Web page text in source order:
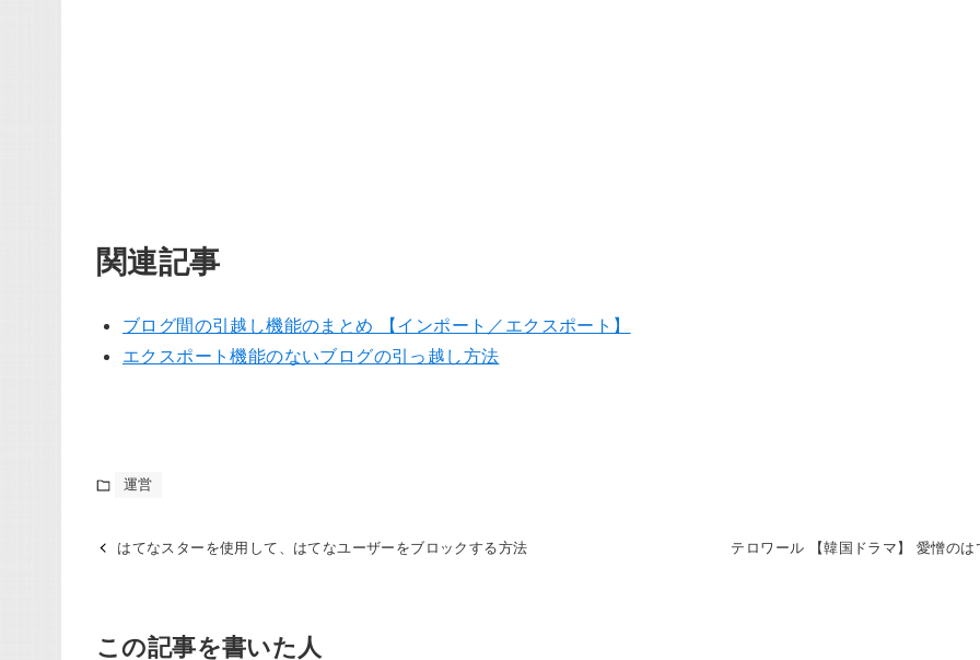
関連記事
ブログ間の引越し機能のまとめ 【インポート／エクスポート】
エクスポート機能のないブログの引っ越し方法
運営
はてなスターを使用して、はてなユーザーをブロックする方法 テロワール 【韓国ドラマ】 愛憎のは
この記事を書いた人